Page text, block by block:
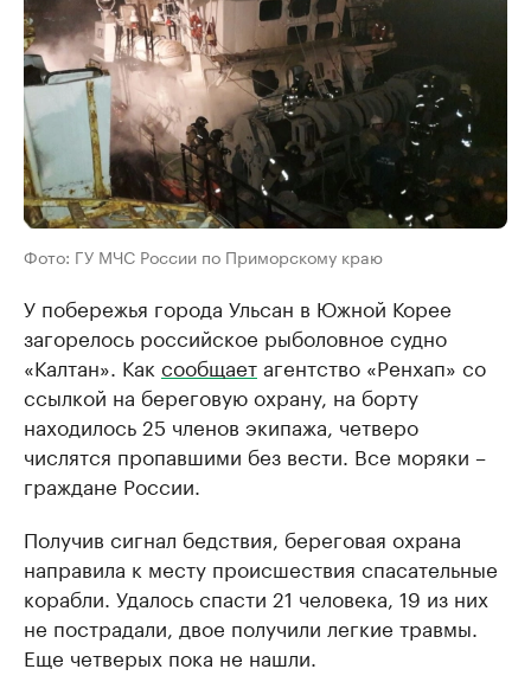
Фото: ГУ МЧС России по Приморскому краю
У побережья города Ульсан в Южной Корее
загорелось российское рыболовное судно
«Калтан». Как сообщаетагентство «Ренхап» со
ссылкой на береговую охрану, на борту
находилось 25 членов экипажа, четверо
числятся пропавшими без вести. Все моряки –
граждане России.
Получив сигнал бедствия, береговая охрана
направила к месту происшествия спасательные
корабли. Удалось спасти 21 человека, 19 из них
не пострадали, двое получили легкие травмы.
Еще четверых пока не нашли.